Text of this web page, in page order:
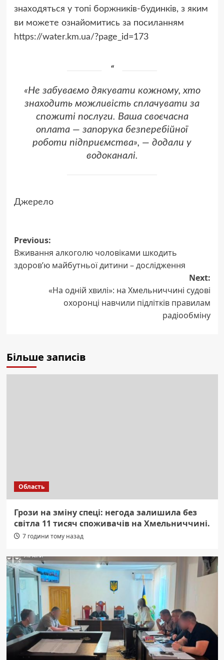
знаходяться у топі боржників-будинків, з яким
ви можете ознайомитись за посиланням
https://water.km.ua/?page_id=173
«Не забуваємо дякувати кожному, хто
знаходить можливість сплачувати за
спожиті послуги. Ваша своєчасна
оплата — запорука безперебійної
роботи підприємства», — додали у
водоканалі.
Джерело
Post
navigation
Previous:
Вживання алкоголю чоловіками шкодить
здоров’ю майбутньої дитини – дослідження
Next:
«На одній хвилі»: на Хмельниччині судові
охоронці навчили підлітків правилам
радіообміну
Більше записів
Область
Грози на зміну спеці: негода залишила без
світла 11 тисяч споживачів на Хмельниччині.
7 години тому назад